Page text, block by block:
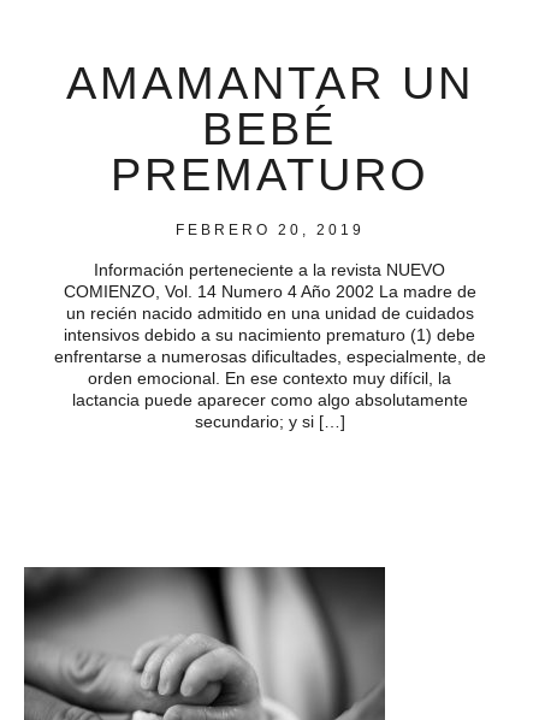
AMAMANTAR UN
BEBÉ
PREMATURO
FEBRERO 20, 2019
Información perteneciente a la revista NUEVO
COMIENZO, Vol. 14 Numero 4 Año 2002 La madre de
un recién nacido admitido en una unidad de cuidados
intensivos debido a su nacimiento prematuro (1) debe
enfrentarse a numerosas dificultades, especialmente, de
orden emocional. En ese contexto muy difícil, la
lactancia puede aparecer como algo absolutamente
secundario; y si […]